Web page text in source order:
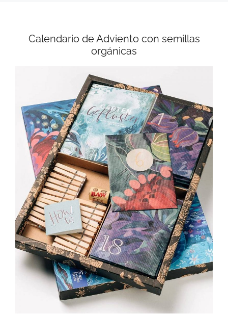
Calendario de Adviento con semillas
orgánicas